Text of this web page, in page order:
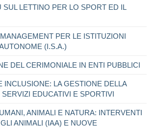
SUL LETTINO PER LO SPORT ED IL
PER LE ISTITUZIONI
(I.S.A.)
DEL CERIMONIALE IN ENTI PUBBLICI
INCLUSIONE: LA GESTIONE DELLA
EDUCATIVI E SPORTIVI
ANIMALI E NATURA: INTERVENTI
ANIMALI (IAA) E NUOVE